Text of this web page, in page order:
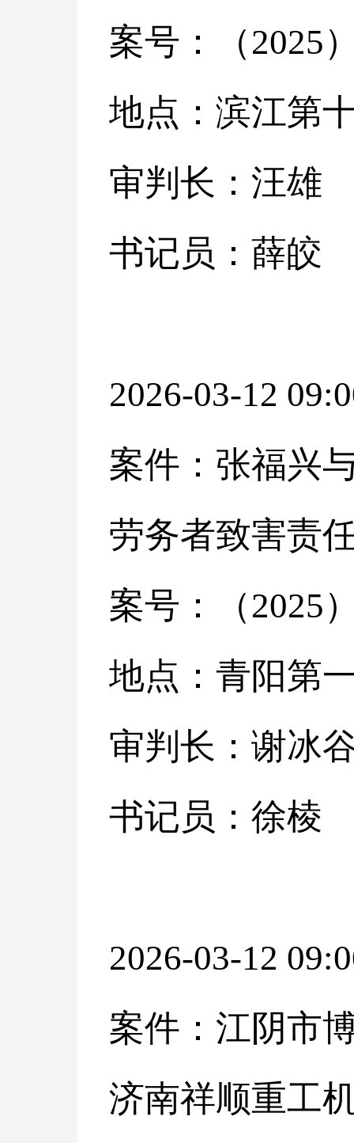
案号：（2025
地点：滨江第
审判长：汪雄
书记员：薛皎
2026-03-12
案件：张福兴
劳务者致害责
案号：（2025
地点：青阳第
审判长：谢冰
书记员：徐棱
2026-03-12
案件：江阴市
济南祥顺重工